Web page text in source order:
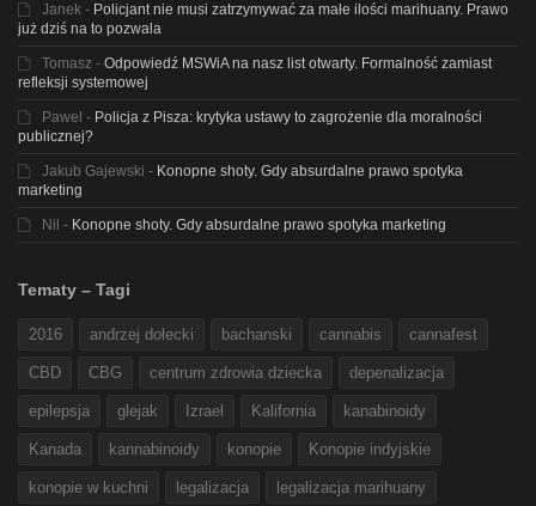
Janek - Policjant nie musi zatrzymywać za małe ilości marihuany. Prawo
już dziś na to pozwala
Tomasz - Odpowiedź MSWiA na nasz list otwarty. Formalność zamiast
refleksji systemowej
Pawel - Policja z Pisza: krytyka ustawy to zagrożenie dla moralności
publicznej?
Jakub Gajewski - Konopne shoty. Gdy absurdalne prawo spotyka
marketing
Nil - Konopne shoty. Gdy absurdalne prawo spotyka marketing
Tematy – Tagi
2016 andrzej dołecki bachanski cannabis cannafest
CBD CBG centrum zdrowia dziecka depenalizacja
epilepsja glejak Izrael Kalifornia kanabinoidy
Kanada kannabinoidy konopie Konopie indyjskie
konopie w kuchni legalizacja legalizacja marihuany